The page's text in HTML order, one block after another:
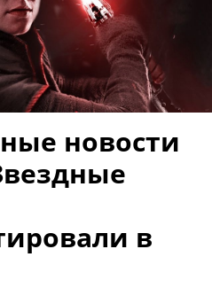
новости
в